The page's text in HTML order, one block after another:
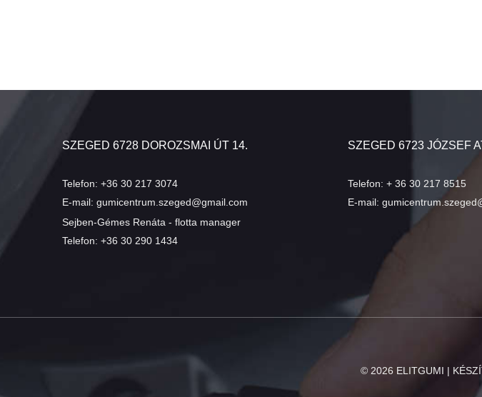
SZEGED 6728 DOROZSMAI ÚT 14.
Telefon: +36 30 217 3074
E-mail: gumicentrum.szeged@gmail.com
Sejben-Gémes Renáta - flotta manager
Telefon: +36 30 290 1434
SZEGED 6723 JÓZSEF
Telefon: + 36 30 217 8515
E-mail:
© 2026 ELITGUMI |